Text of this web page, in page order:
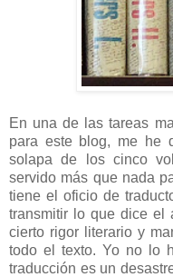
En una de las tareas
para este blog, me he
solapa de los cinco
servido más que nada
tiene el oficio de
transmitir lo que dice el
cierto rigor literario y
todo el texto. Yo no lo
traducción es un